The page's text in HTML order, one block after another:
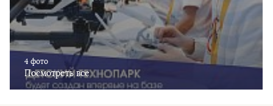
4 фото
Посмотреть все